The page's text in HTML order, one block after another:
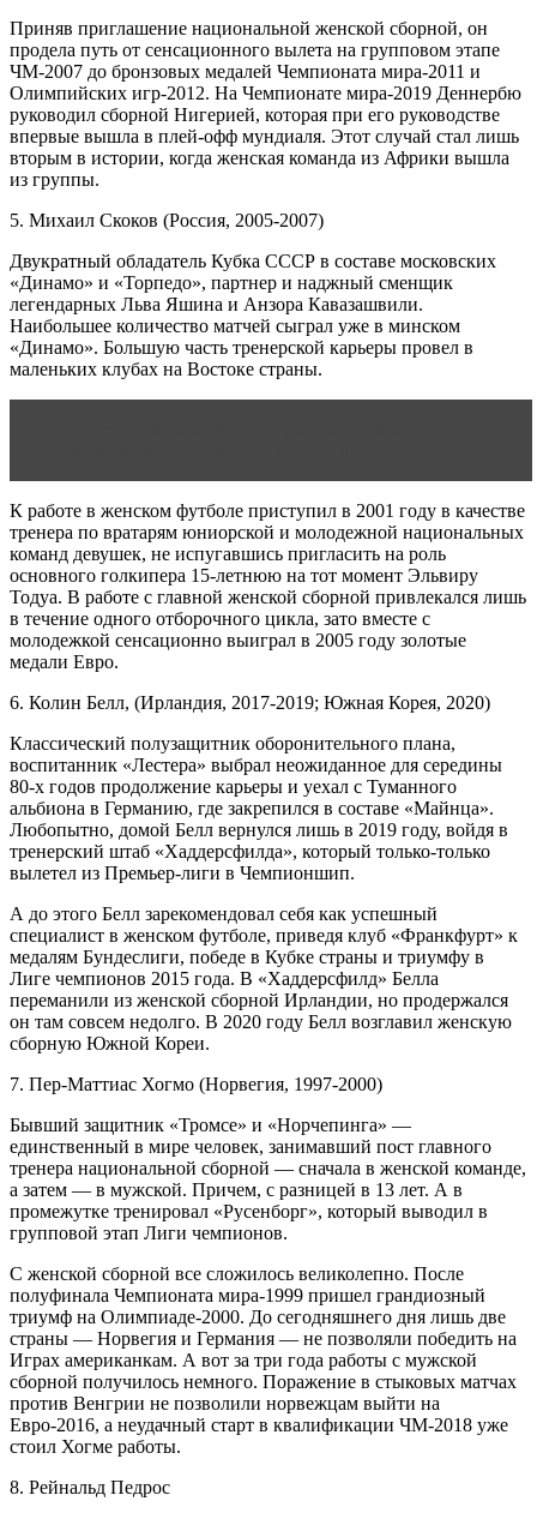
Приняв приглашение национальной женской сборной, он
продела путь от сенсационного вылета на групповом этапе
ЧМ-2007 до бронзовых медалей Чемпионата мира-2011 и
Олимпийских игр-2012. На Чемпионате мира-2019 Деннербю
руководил сборной Нигерией, которая при его руководстве
впервые вышла в плей-офф мундиаля. Этот случай стал лишь
вторым в истории, когда женская команда из Африки вышла
из группы.
5. Михаил Скоков (Россия, 2005-2007)
Двукратный обладатель Кубка СССР в составе московских
«Динамо» и «Торпедо», партнер и наджный сменщик
легендарных Льва Яшина и Анзора Кавазашвили.
Наибольшее количество матчей сыграл уже в минском
«Динамо». Большую часть тренерской карьеры провел в
маленьких клубах на Востоке страны.
К работе в женском футболе приступил в 2001 году в качестве
тренера по вратарям юниорской и молодежной национальных
команд девушек, не испугавшись пригласить на роль
основного голкипера 15-летнюю на тот момент Эльвиру
Тодуа. В работе с главной женской сборной привлекался лишь
в течение одного отборочного цикла, зато вместе с
молодежкой сенсационно выиграл в 2005 году золотые
медали Евро.
6. Колин Белл, (Ирландия, 2017-2019; Южная Корея, 2020)
Классический полузащитник оборонительного плана,
воспитанник «Лестера» выбрал неожиданное для середины
80-х годов продолжение карьеры и уехал с Туманного
альбиона в Германию, где закрепился в составе «Майнца».
Любопытно, домой Белл вернулся лишь в 2019 году, войдя в
тренерский штаб «Хаддерсфилда», который только-только
вылетел из Премьер-лиги в Чемпионшип.
А до этого Белл зарекомендовал себя как успешный
специалист в женском футболе, приведя клуб «Франкфурт» к
медалям Бундеслиги, победе в Кубке страны и триумфу в
Лиге чемпионов 2015 года. В «Хаддерсфилд» Белла
переманили из женской сборной Ирландии, но продержался
он там совсем недолго. В 2020 году Белл возглавил женскую
сборную Южной Кореи.
7. Пер-Маттиас Хогмо (Норвегия, 1997-2000)
Бывший защитник «Тромсе» и «Норчепинга» —
единственный в мире человек, занимавший пост главного
тренера национальной сборной — сначала в женской команде,
а затем — в мужской. Причем, с разницей в 13 лет. А в
промежутке тренировал «Русенборг», который выводил в
групповой этап Лиги чемпионов.
С женской сборной все сложилось великолепно. После
полуфинала Чемпионата мира-1999 пришел грандиозный
триумф на Олимпиаде-2000. До сегодняшнего дня лишь две
страны — Норвегия и Германия — не позволяли победить на
Играх американкам. А вот за три года работы с мужской
сборной получилось немного. Поражение в стыковых матчах
против Венгрии не позволили норвежцам выйти на
Евро-2016, а неудачный старт в квалификации ЧМ-2018 уже
стоил Хогме работы.
8. Рейнальд Педрос